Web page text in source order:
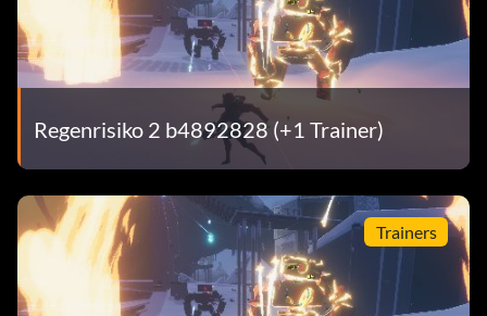
Regenrisiko 2 b4892828 (+1 Trainer)
Trainers